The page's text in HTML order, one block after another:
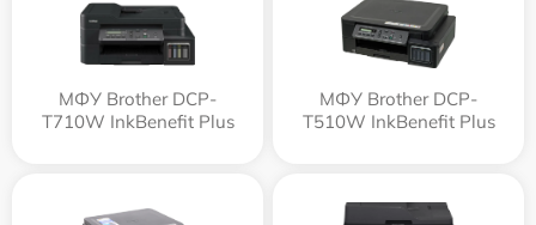
МФУ Brother DCP-
T710W InkBenefit Plus
МФУ Brother DCP-
T510W InkBenefit Plus